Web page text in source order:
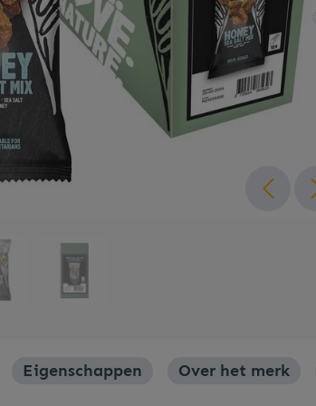
Eigenschappen Over het merk